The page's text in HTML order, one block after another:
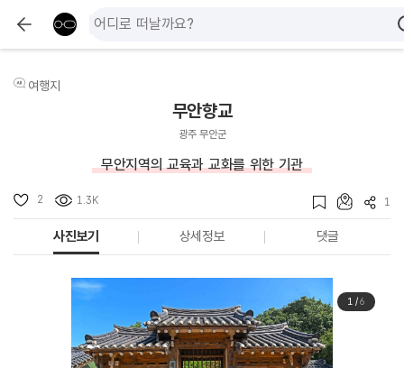
여행지
무안향교
광주 무안군
무안지역의 교육과 교화를 위한 기관
2 1.3K 1
사진보기 상세정보 댓글
1/6